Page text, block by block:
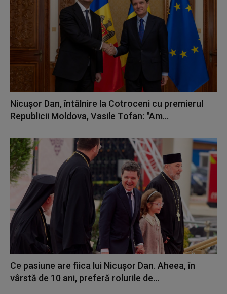
Nicuşor Dan, întâlnire la Cotroceni cu premierul
Republicii Moldova, Vasile Tofan: "Am...
Ce pasiune are fiica lui Nicușor Dan. Aheea, în
vârstă de 10 ani, preferă rolurile de...